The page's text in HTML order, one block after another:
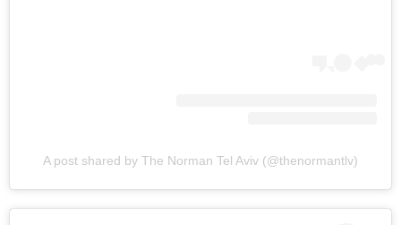
A post shared by The Norman Tel Aviv (@thenormantlv)